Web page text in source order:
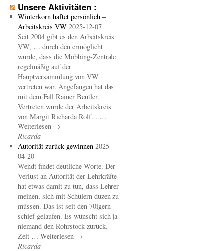
Unsere Aktivitäten :
Winterkorn haftet persönlich –
Arbeitskreis VW 2025-12-07
Seit 2004 gibt es den Arbeitskreis
VW, … durch den ermöglicht
wurde, dass die Mobbing-Zentrale
regelmäßig auf der
Hauptversammlung von VW
vertreten war. Angefangen hat das
mit dem Fall Rainer Beutler.
Vertreten wurde der Arbeitskreis
von Margit Richarda Rolf. . …
Weiterlesen →
Ricarda
Autorität zurück gewinnen 2025-
04-20
Wendt findet deutliche Worte. Der
Verlust an Autorität der Lehrkräfte
hat etwas damit zu tun, dass Lehrer
meinen, sich mit Schülern duzen zu
müssen. Das ist seit den 70igern
schief gelaufen. Es wünscht sich ja
niemand den Rohrstock zurück.
Zeit … Weiterlesen →
Ricarda